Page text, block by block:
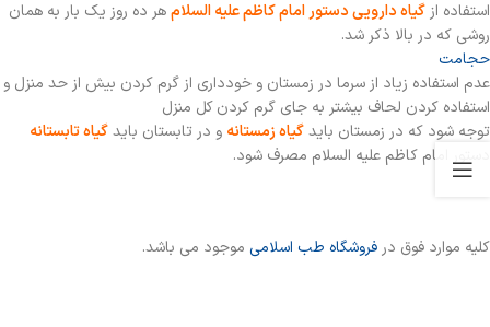
استفاده ازگیاه دارویی دستور امام كاظم علیه السلامهر ده روز يك بار به همان
روشي كه در بالا ذكر شد.
حجامت
عدم استفاده زیاد از سرما در زمستان و خودداری از گرم کردن بیش از حد منزل و
استفاده کردن لحاف بیشتر به جای گرم کردن کل منزل
توجه شود که در زمستان بایدگیاه زمستانه و در تابستان بایدگیاه تابستانه
دستور امام کاظم علیه السلام مصرف شود.
کلیه موارد فوق درفروشگاه طب اسلامی موجود می باشد.